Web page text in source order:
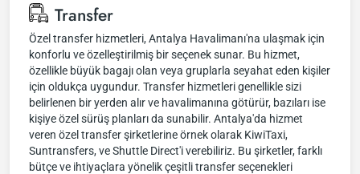
Transfer
Özel transfer hizmetleri, Antalya Havalimanı'na ulaşmak için
konforlu ve özelleştirilmiş bir seçenek sunar. Bu hizmet,
özellikle büyük bagajı olan veya gruplarla seyahat eden kişiler
için oldukça uygundur. Transfer hizmetleri genellikle sizi
belirlenen bir yerden alır ve havalimanına götürür, bazıları ise
kişiye özel sürüş planları da sunabilir. Antalya'da hizmet
veren özel transfer şirketlerine örnek olarak KiwiTaxi,
Suntransfers, ve Shuttle Direct'i verebiliriz. Bu şirketler, farklı
bütçe ve ihtiyaçlara yönelik çeşitli transfer seçenekleri